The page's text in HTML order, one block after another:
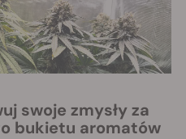
bukietu aromatów